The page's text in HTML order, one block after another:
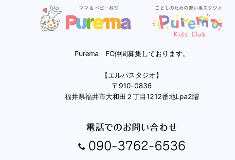
Purema FC仲間募集しております。
【エルパスタジオ】
〒910-0836
福井県福井市大和田２丁目1212番地Lpa2階
電話でのお問い合わせ
090-3762-6536